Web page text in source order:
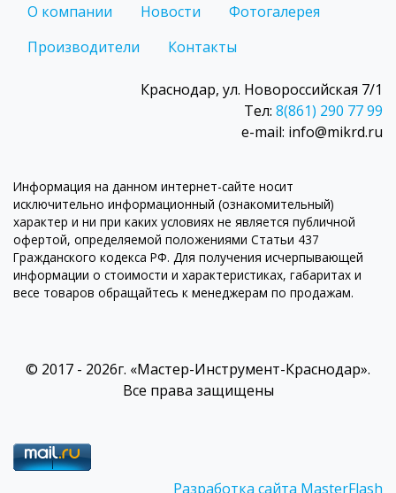
О компании Новости
Фотогалерея
Производители
Контакты
Краснодар, ул. Новороссийская 7/1
Тел: 8(861) 290 77 99
e-mail: info@mikrd.ru
Информация на данном интернет-сайте носит
исключительно информационный (ознакомительный)
характер и ни при каких условиях не является публичной
офертой, определяемой положениями Статьи 437
Гражданского кодекса РФ. Для получения исчерпывающей
информации о стоимости и характеристиках, габаритах и
весе товаров обращайтесь к менеджерам по продажам.
© 2017 - 2026г. «Мастер-Инструмент-Краснодар».
Все права защищены
Разработка сайта MasterFlash